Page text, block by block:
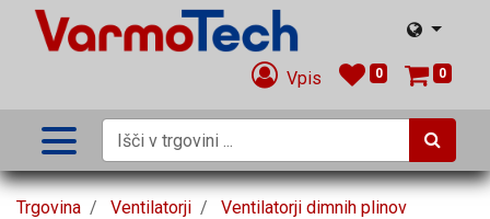
Vpis 0 0
Trgovina Ventilatorji Ventilatorji dimnih plinov